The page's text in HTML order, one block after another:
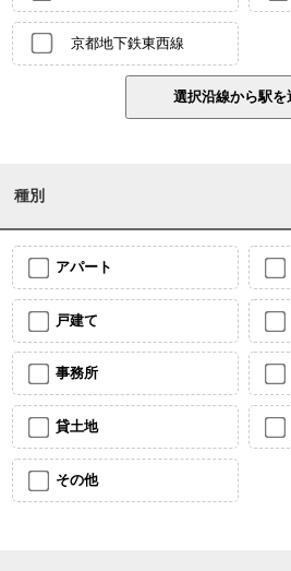
京都地下鉄東西線
種別
アパート
戸建て
事務所
貸土地
その他